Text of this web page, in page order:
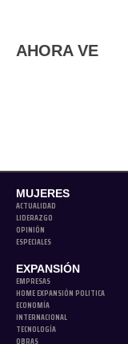
AHORA VE
MUJERES
ACTUALIDAD
LIDERAZGO
OPINIÓN
ESPECIALES
EXPANSIÓN
EMPRESAS
HOME EXPANSIÓN POLITICA
ECONOMÍA
INTERNACIONAL
TECNOLOGÍA
OBRAS